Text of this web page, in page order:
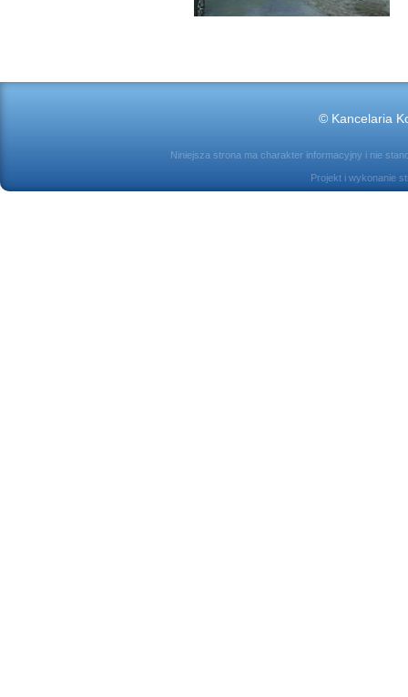
© Kancelaria
Niniejsza strona ma charakter informacyjny i nie
Projekt i wykonanie